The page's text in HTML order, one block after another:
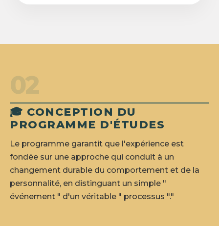
02
🎓 CONCEPTION DU
PROGRAMME D'ÉTUDES
Le programme garantit que l'expérience est
fondée sur une approche qui conduit à un
changement durable du comportement et de la
personnalité, en distinguant un simple "
événement " d'un véritable " processus "."